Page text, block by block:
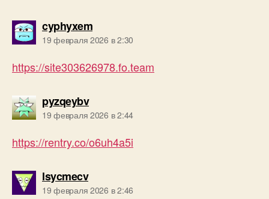
cyphyxemпишет:
19 февраля 2026 в 2:30
https://site303626978.fo.team
pyzqeybvпишет:
19 февраля 2026 в 2:44
https://rentry.co/o6uh4a5i
lsycmecvпишет:
19 февраля 2026 в 2:46